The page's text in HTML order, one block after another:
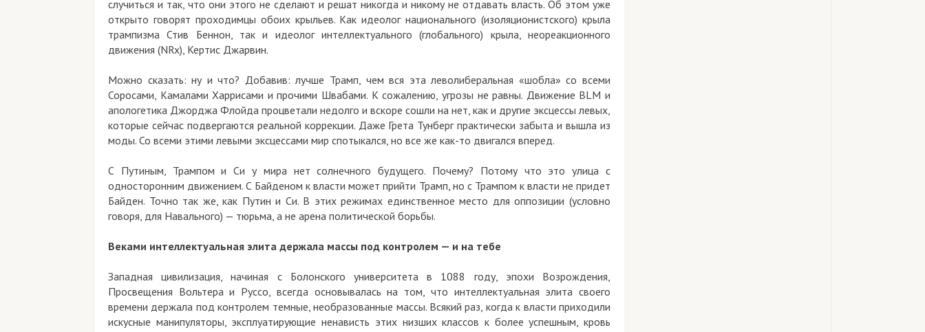
случиться и так, что они этого не сделают и решат никогда и никому не отдавать власть. Об этом уже
открыто говорят проходимцы обоих крыльев. Как идеолог национального (изоляционистского) крыла
трампизма Стив Беннон, так и идеолог интеллектуального (глобального) крыла, неореакционного
движения (NRx), Кертис Джарвин.
Можно сказать: ну и что? Добавив: лучше Трамп, чем вся эта леволиберальная «шобла» со всеми
Соросами, Камалами Харрисами и прочими Швабами. К сожалению, угрозы не равны. Движение BLM и
апологетика Джорджа Флойда процветали недолго и вскоре сошли на нет, как и другие эксцессы левых,
которые сейчас подвергаются реальной коррекции. Даже Грета Тунберг практически забыта и вышла из
моды. Со всеми этими левыми эксцессами мир спотыкался, но все же как-то двигался вперед.
С Путиным, Трампом и Си у мира нет солнечного будущего. Почему? Потому что это улица с
односторонним движением. С Байденом к власти может прийти Трамп, но с Трампом к власти не придет
Байден. Точно так же, как Путин и Си. В этих режимах единственное место для оппозиции (условно
говоря, для Навального) — тюрьма, а не арена политической борьбы.
Веками интеллектуальная элита держала массы под контролем — и на тебе
Западная цивилизация, начиная с Болонского университета в 1088 году, эпохи Возрождения,
Просвещения Вольтера и Руссо, всегда основывалась на том, что интеллектуальная элита своего
времени держала под контролем темные, необразованные массы. Всякий раз, когда к власти приходили
искусные манипуляторы, эксплуатирующие ненависть этих низших классов к более успешным, кровь